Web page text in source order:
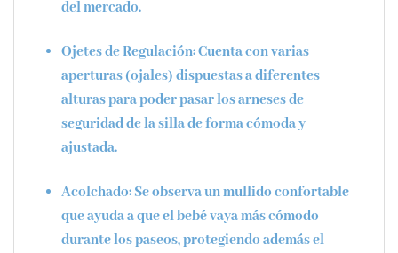
del mercado.
Ojetes de Regulación:Cuenta con varias
aperturas (ojales) dispuestas a diferentes
alturas para poder pasar los arneses de
seguridad de la silla de forma cómoda y
ajustada.
Acolchado:Se observa un mullido confortable
que ayuda a que el bebé vaya más cómodo
durante los paseos, protegiendo además el